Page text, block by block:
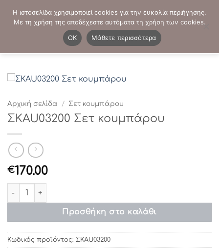
στο
ΤΗΛΕΦΩΝΙΚΕΣ ΠΑΡΑΓΓΕΛΙΕΣ: - 2103821941
Αρχική σελίδα / Σετ κουμπάρου
ΣΚAU03200 Σετ κουμπάρου
€170.00
ΣΚAU03200 Σετ κουμπάρου ποσότητα
Προσθήκη στο καλάθι
Κωδικός προϊόντος: ΣΚAU03200
Η ιστοσελίδα χρησιμοποιεί cookies για την ευκολία περιήγησης.
Με τη χρήση της αποδέχεστε αυτόματα τη χρήση των cookies.
OK
Μάθετε περισσότερα